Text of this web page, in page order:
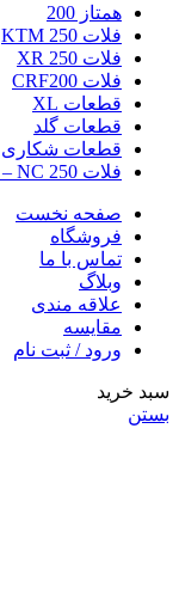
همتاز 200
فلات 250 KTM
فلات 250 XR
فلات CRF200
قطعات XL
قطعات گلد
قطعات شکاری
فلات NC 250 – هاسکی
صفحه نخست
فروشگاه
تماس با ما
وبلاگ
علاقه مندی
مقایسه
ورود / ثبت نام
سبد خرید
بستن